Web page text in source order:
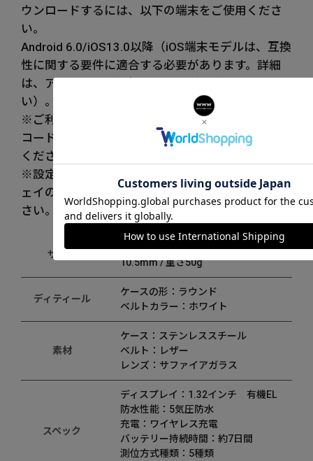
ウンロードするには、以下の端末をご使用くださ
い。
Android 6.0/iOS13.0以降（iOS端末モデルは、互換
性に関する要件に適合する必要があります。詳細
は、アップルの互換性リストをご参照くださ
い）。
※ご利用端末のOSが最新状態でないとSMSで認証
コード受け取れないことございますので、ご注意
ください。
※設定方法についてのお問い合わせは、ファーウ
ェイの
オンラインチャットサービスをご利用くだ
さい。（24時間年中無休）
サイズ
ケース：縦42.9mm× 横42.9mm× 厚み
10.5mm / 重さ50g
ディティール
ケースの形：ラウンド
ベルトカラー：ホワイト
素材
ケース：ステンレススチール
ベルト：レザー
レンズ：サファイアガラス
スペック
ディスプレイ：1.32インチ 有機EL
防水性能：5気圧防水
充電：ワイヤレス充電
バッテリー持続時間：約7日間
測位方式種類：5種類